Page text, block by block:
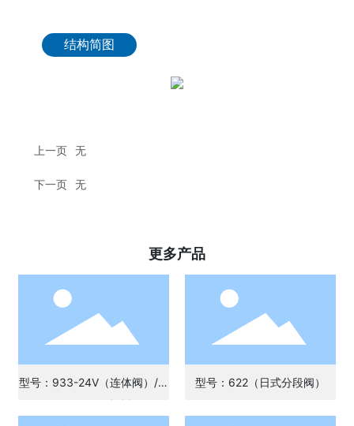
结构简图
上一页 无
下一页 无
更多产品
型号：933-24V（连体阀）/ 9
33B-220V （连体阀）
型号：622（日式分段阀）